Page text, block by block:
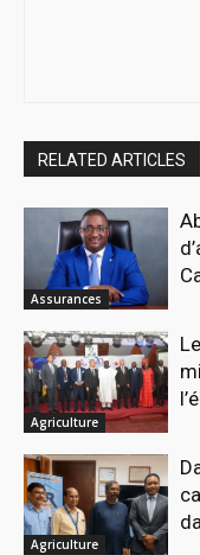
RELATED ARTICLES
Assurances
Agriculture
Agriculture